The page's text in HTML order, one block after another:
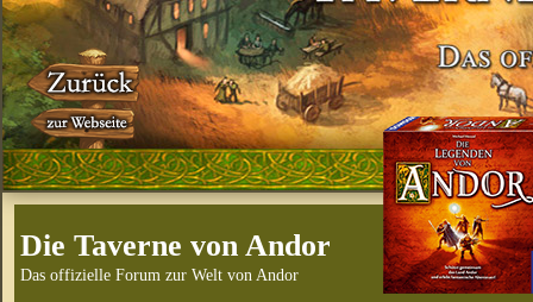
Die Taverne von Andor
Das offizielle Forum zur Welt von Andor